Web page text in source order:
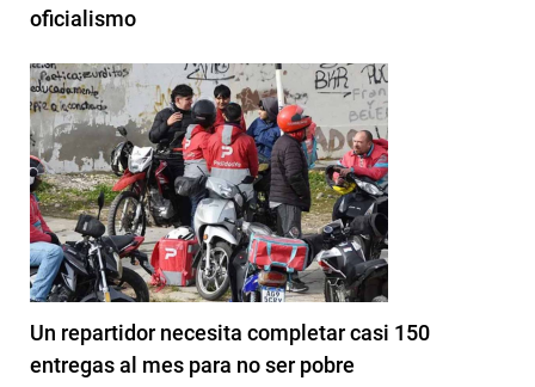
oficialismo
Un repartidor necesita completar casi 150
entregas al mes para no ser pobre